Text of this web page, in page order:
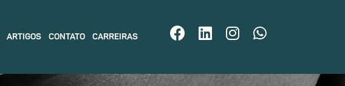
ARTIGOS CONTATO CARREIRAS